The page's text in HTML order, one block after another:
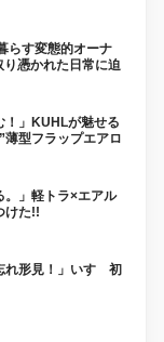
らす変態的オーナ
憑かれた日常に迫
！」KUHLが魅せる
薄型フラップエアロ
。」軽トラ×エアル
けた!!
れ形見！」いすゞ初